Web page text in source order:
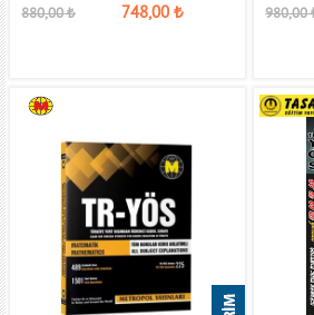
880,00₺ 748,00₺ 980,00